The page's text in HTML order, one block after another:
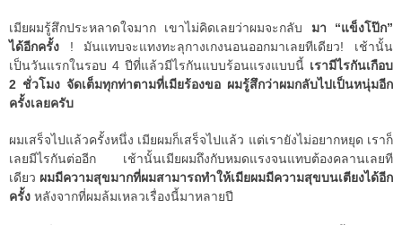
เมียผมรู้สึกประหลาดใจมาก เขาไม่คิดเลยว่าผมจะกลับ มา “แข็งโป๊ก”
ได้อีกครั้ง ! มันแทบจะแทงทะลุกางเกงนอนออกมาเลยทีเดียว! เช้านั้น
เป็นวันแรกในรอบ 4 ปีที่แล้วมีไรกันแบบร้อนแรงแบบนี้ เรามีไรกันเกือบ
2 ชั่วโมง จัดเต็มทุกท่าตามที่เมียร้องขอ ผมรู้สึกว่าผมกลับไปเป็นหนุ่มอีก
ครั้งเลยครับ
ผมเสร็จไปแล้วครั้งหนึ่ง เมียผมก็เสร็จไปแล้ว แต่เรายังไม่อยากหยุด เราก็
เลยมีไรกันต่ออีก เช้านั้นเมียผมถึงกับหมดแรงจนแทบต้องคลานเลยที
เดียว ผมมีความสุขมากที่ผมสามารถทำให้เมียผมมีความสุขบนเตียงได้อีก
ครั้ง หลังจากที่ผมล้มเหลวเรื่องนี้มาหลายปี